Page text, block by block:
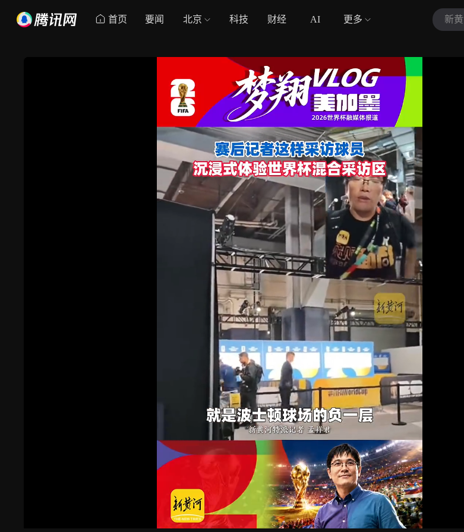
首页 要闻 北京 科技 财经 AI 更多 新黄